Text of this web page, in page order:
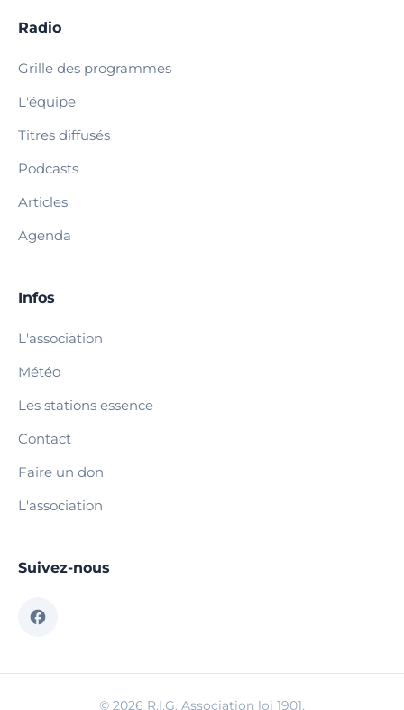
Radio
Grille des programmes
L'équipe
Titres diffusés
Podcasts
Articles
Agenda
Infos
L'association
Météo
Les stations essence
Contact
Faire un don
L'association
Suivez-nous
© 2026 R.I.G. Association loi 1901.